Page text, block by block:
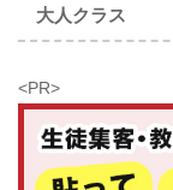
大人クラス
<PR>